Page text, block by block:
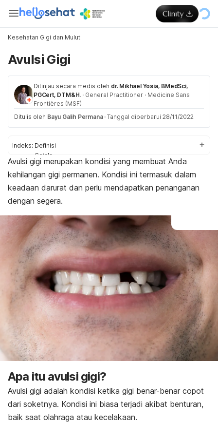
Kesehatan Gigi dan Mulut
Avulsi Gigi
Ditinjau secara medis oleh dr. Mikhael Yosia, BMedSci,
PGCert, DTM&H. · General Practitioner · Medicine Sans
Frontières (MSF)
Ditulis oleh Bayu Galih Permana · Tanggal diperbarui 28/11/2022
Indeks: Definisi
Gejala
Penyebab
Komplikasi
Diagnosis
Perawatan rumahan
Pencegahan
Avulsi gigi merupakan kondisi yang membuat Anda
kehilangan gigi permanen. Kondisi ini termasuk dalam
keadaan darurat dan perlu mendapatkan penanganan
dengan segera.
Apa itu avulsi gigi?
Avulsi gigi adalah kondisi ketika gigi benar-benar copot
dari soketnya. Kondisi ini biasa terjadi akibat benturan,
baik saat olahraga atau kecelakaan.